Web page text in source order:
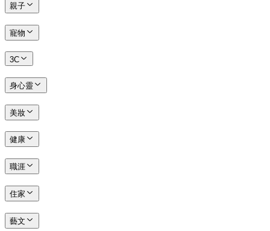
親子
寵物
3C
身心靈
美妝
健康
職涯
住家
藝文